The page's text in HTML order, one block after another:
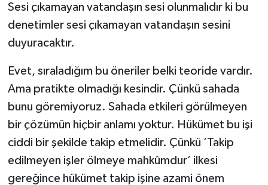
Sesi çıkamayan vatandaşın sesi olunmalıdır ki bu
denetimler sesi çıkamayan vatandaşın sesini
duyuracaktır.
Evet, sıraladığım bu öneriler belki teoride vardır.
Ama pratikte olmadığı kesindir. Çünkü sahada
bunu göremiyoruz. Sahada etkileri görülmeyen
bir çözümün hiçbir anlamı yoktur. Hükümet bu işi
ciddi bir şekilde takip etmelidir. Çünkü ’Takip
edilmeyen işler ölmeye mahkûmdur’ ilkesi
gereğince hükümet takip işine azami önem